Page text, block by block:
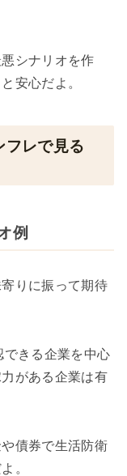
シナリオを作
安心だよ。
フレで見る
例
りに振って期待
きる企業を中心
がある企業は有
債券で生活防衛
。